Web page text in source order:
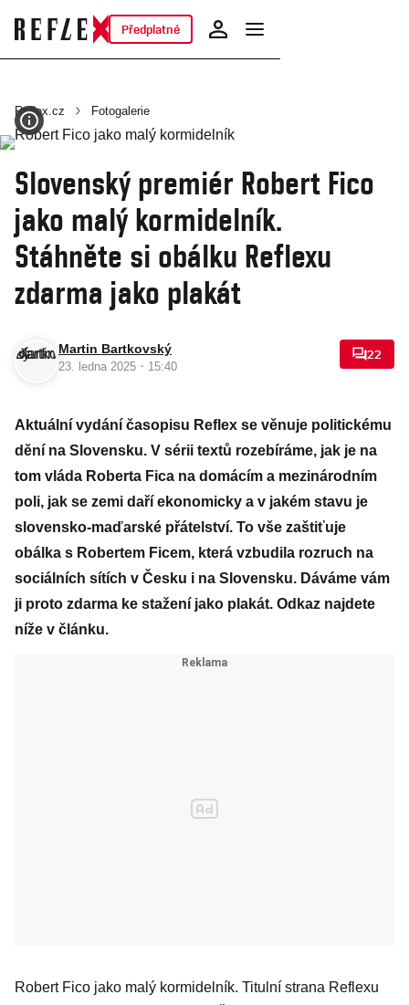
Předplatné
Reflex.cz Fotogalerie
Slovenský premiér Robert Fico
jako malý kormidelník.
Stáhněte si obálku Reflexu
zdarma jako plakát
Martin Bartkovský
23. ledna 2025 · 15:40
22
Aktuální vydání časopisu Reflex se věnuje politickému
dění na Slovensku. V sérii textů rozebíráme, jak je na
tom vláda Roberta Fica na domácím a mezinárodním
poli, jak se zemi daří ekonomicky a v jakém stavu je
slovensko-maďarské přátelství. To vše zaštiťuje
obálka s Robertem Ficem, která vzbudila rozruch na
sociálních sítích v Česku i na Slovensku. Dáváme vám
ji proto zdarma ke stažení jako plakát. Odkaz najdete
níže v článku.
Robert Fico jako malý kormidelník. Titulní strana Reflexu